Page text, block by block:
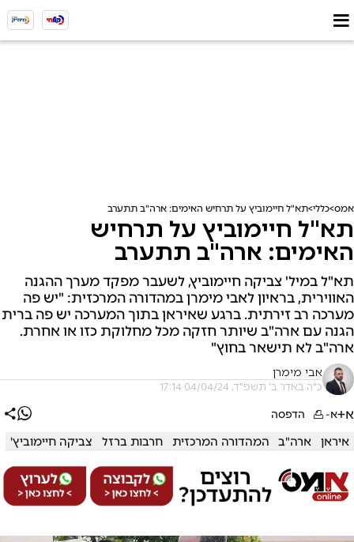
אמס כללי תא"ל חיימוביץ על תרחיש האימים: ארה"ב תתערב
תא"ל חיימוביץ על תרחיש
האימים: ארה"ב תתערב
תא"ל במיל' צביקה חיימוביץ, לשעבר מפקד מערך ההגנה
האווירית, בראיון לאבי מימרן במהדורה המרכזית: "יש פה
מערכה רב זירתית. ברגע שאיראן בתוך המערכה יש פה ברית
הגנה עם ארה"ב שיותר חזקה מכל מחלוקת כזו או אחרת.
ארה"ב לא תישאר בחוץ"
אבי מימרן
כ"ה באדר ב׳ תשפ"ד, 04/04/24 17:14
א+א- הדפסה
איראן ארה"ב המהדורה המרכזית חרבות ברזל צביקה חיימוביץ'